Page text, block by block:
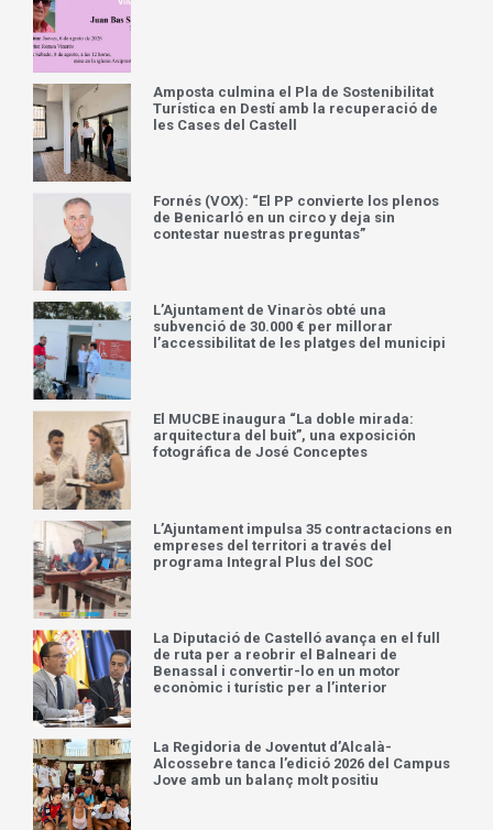
Amposta culmina el Pla de Sostenibilitat
Turística en Destí amb la recuperació de
les Cases del Castell
Fornés (VOX): “El PP convierte los plenos
de Benicarló en un circo y deja sin
contestar nuestras preguntas”
L’Ajuntament de Vinaròs obté una
subvenció de 30.000 € per millorar
l’accessibilitat de les platges del municipi
El MUCBE inaugura “La doble mirada:
arquitectura del buit”, una exposición
fotográfica de José Conceptes
L’Ajuntament impulsa 35 contractacions en
empreses del territori a través del
programa Integral Plus del SOC
La Diputació de Castelló avança en el full
de ruta per a reobrir el Balneari de
Benassal i convertir-lo en un motor
econòmic i turístic per a l’interior
La Regidoria de Joventut d’Alcalà-
Alcossebre tanca l’edició 2026 del Campus
Jove amb un balanç molt positiu